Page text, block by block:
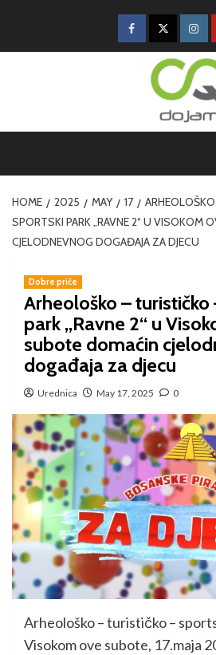
HOME 2025 MAY 17
SPORTSKI PARK „RAVNE 2“ U VISOKOM
CJELODNEVNOG DOGAĐAJA ZA DJECU
Dobre priče
Arheološko – turističko
park „Ravne 2“ u
subote domaćin
događaja za djecu
Urednica May 17, 2025 0
Arheološko – turističko –
Visokom ove subote, 17.maja